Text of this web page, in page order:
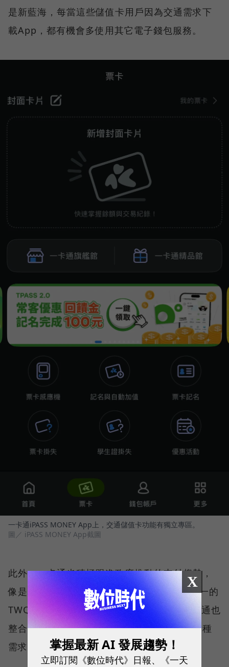
是新藍海，每當這些儲值卡用戶因為交通需求下
載App，都有機會多使用其它電子錢包服務。
一卡通iPASS MONEY App上，交通儲值卡功能有獨立專區。
圖／ iPASS MONEY App截圖
此外，一卡通也積極跟進政府推動的支付趨勢，
像是iPASS MONEY付款碼從原生就與政府統一的
TWQR規格結合；並且在TWQR架構上，一卡通也
整合客家幣、數位券等功能，目標是讓出於各種
需求的使用者，都可以聚集到一卡通的平台。
X
掌握最新 AI 發展趨勢！
立即訂閱《數位時代》日報、《一天